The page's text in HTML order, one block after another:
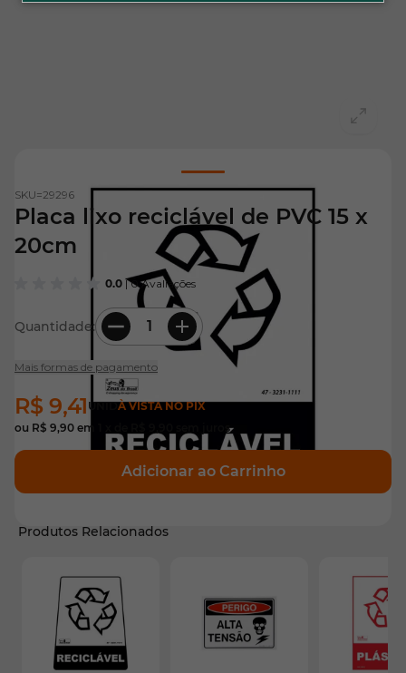
0.0 | 0 Avaliações
SKU=29296
Placa lixo reciclável de PVC 15 x
20cm
Quantidade:
Mais formas de pagamento
R$ 9,41 UNIDÀ VISTA NO PIX
ou R$ 9,90 em sem juros
Adicionar ao Carrinho
Produtos Relacionados